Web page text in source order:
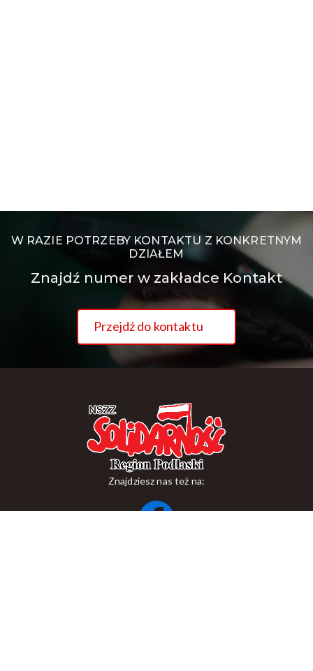
W RAZIE POTRZEBY KONTAKTU Z KONKRETNYM
DZIAŁEM
Znajdź numer w zakładce Kontakt
Przejdź do kontaktu
Znajdziesz nas też na: